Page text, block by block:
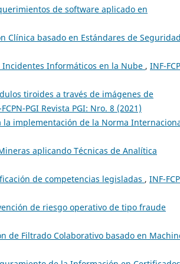
de software aplicado en
Clínica basado en Estándares de
Incidentes Informáticos en la Nube , INF-
tiroides a través de imágenes de
PGI Revista PGI: Nro. 8 (2021)
la implementación de la Norma
aplicando Técnicas de Analítica
de competencias legisladas , INF-
de riesgo operativo de tipo fraude
de Filtrado Colaborativo basado en